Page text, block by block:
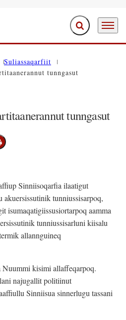
Ujaasiffik
Suliassaqarfiit
tunngasut
tunngasut
Siammarteruk
Sinniisoqarfia ilaatigut
akuersissutinik tunniussisarpoq,
isumaqatigiissusiortarpoq aamma
tunniussisarluni kiisalu
allannguineq
kisimi allaffeqarpoq.
najugallit politiinut
Sinniisua sinnerlugu tassani